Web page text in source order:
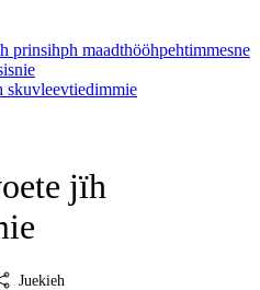
prinsihph maadthööhpehtimmesne
skuvleevtiedimmie
jïh
Juekieh